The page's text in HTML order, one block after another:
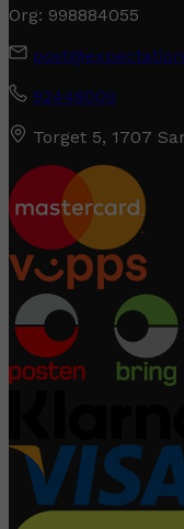
Org: 998884055
92448009
Torget 5, 1707